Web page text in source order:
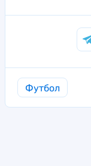
Футбол